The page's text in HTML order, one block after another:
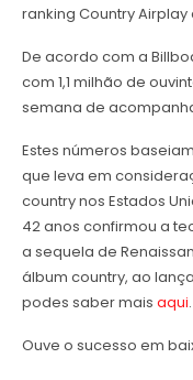
ranking Country Airplay
De acordo com a
com 1,1 milhão de
semana de
Estes números
que leva em
country nos Estados
42 anos confirmou a
a sequela de
álbum country, ao
podes saber mais aqui.
Ouve o sucesso em